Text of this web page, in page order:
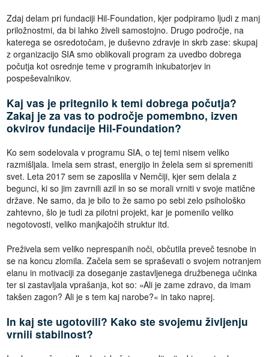
Zdaj delam pri fundaciji Hil-Foundation, kjer podpiramo ljudi z manj
priložnostmi, da bi lahko živeli samostojno. Drugo področje, na
katerega se osredotočam, je duševno zdravje in skrb zase: skupaj
z organizacijo SIA smo oblikovali program za uvedbo dobrega
počutja kot osrednje teme v programih inkubatorjev in
pospeševalnikov.
Kaj vas je pritegnilo k temi dobrega počutja?
Zakaj je za vas to področje pomembno, izven
okvirov fundacije Hil-Foundation?
Ko sem sodelovala v programu SIA, o tej temi nisem veliko
razmišljala. Imela sem strast, energijo in želela sem si spremeniti
svet. Leta 2017 sem se zaposlila v Nemčiji, kjer sem delala z
begunci, ki so jim zavrnili azil in so se morali vrniti v svoje matične
države. Ne samo, da je bilo to že samo po sebi zelo psihološko
zahtevno, šlo je tudi za pilotni projekt, kar je pomenilo veliko
negotovosti, veliko manjkajočih struktur itd.
Preživela sem veliko neprespanih noči, občutila preveč tesnobe in
se na koncu zlomila. Začela sem se spraševati o svojem notranjem
elanu in motivaciji za doseganje zastavljenega družbenega učinka
ter si zastavljala vprašanja, kot so: »Ali je zame zdravo, da imam
takšen zagon? Ali je s tem kaj narobe?« in tako naprej.
In kaj ste ugotovili? Kako ste svojemu življenju
vrnili stabilnost?